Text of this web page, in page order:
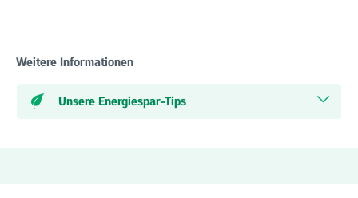
Weitere Informationen
Unsere Energiespar-Tips